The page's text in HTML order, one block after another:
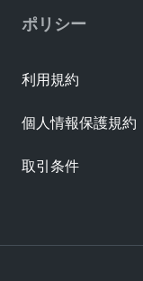
ポリシー
利用規約
個人情報保護規約
取引条件